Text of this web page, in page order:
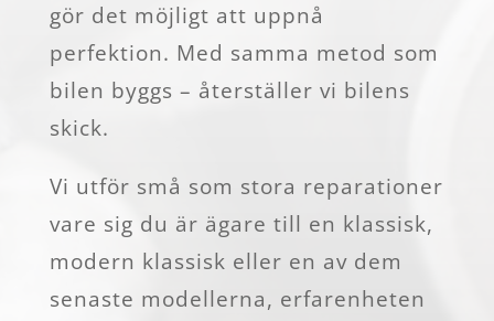
gör det möjligt att uppnå
perfektion. Med samma metod som
bilen byggs – återställer vi bilens
skick.
Vi utför små som stora reparationer
vare sig du är ägare till en klassisk,
modern klassisk eller en av dem
senaste modellerna, erfarenheten